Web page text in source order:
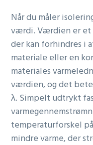
Når du måler
værdi. Værdien er et
der kan forhindres i
materiale eller en
materiales
værdien, og det
λ. Simpelt udtrykt
temperaturforskel
mindre varme, der